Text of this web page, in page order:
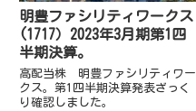
明豊ファシリティワークス
(1717）2023年3月期第1四
半期決算。
高配当株 明豊ファシリティワー
クス。第1四半期決算発表ざっく
り確認しました。